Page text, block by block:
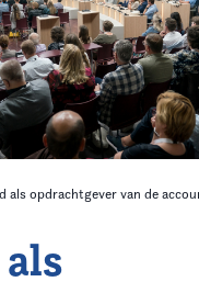
als opdrachtgever van de